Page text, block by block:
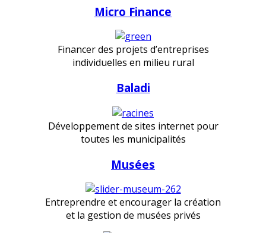
Micro Finance
Financer des projets d’entreprises
individuelles en milieu rural
Baladi
Développement de sites internet pour
toutes les municipalités
Musées
Entreprendre et encourager la création
et la gestion de musées privés